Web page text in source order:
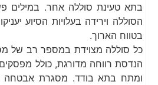
בתא טעינת סוללה אחר. במילים
הסוללה וירידה בעלויות הסיוע
בטווח הארוך.
כל סוללה מצוידת במספר רב של
הנדסת רווחה מדורגת, כולל
ומתח בתא בודד. מסגרת אבטחה